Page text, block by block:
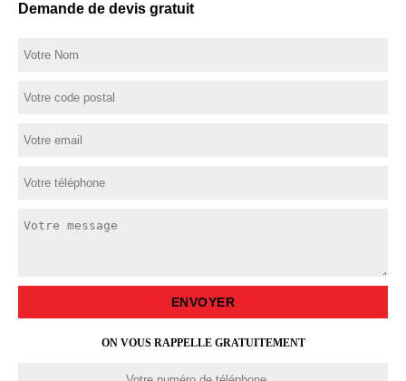
Demande de devis gratuit
ON VOUS RAPPELLE GRATUITEMENT